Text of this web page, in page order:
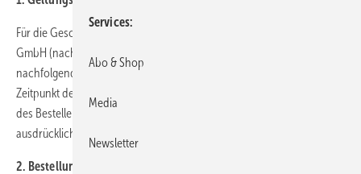
Für die Geschäftsbeziehungen zwischen der Gentner Energy Media
GmbH (nachfolgend GEM) und dem Besteller gelten ausschließlich die
nachfolgenden Allgemeinen Geschäftsbedingungen in ihrer zum
Zeitpunkt der Bestellung gültigen Fassung. Abweichende Bedingungen
des Bestellers erkennt GEM nicht an, es sei denn, GEM hätte
ausdrücklich schriftlich ihrer Geltung zugestimmt.
2. Bestellung; Angebot; Vertragsabschluss
Services
Abo & Shop
Media
Newsletter